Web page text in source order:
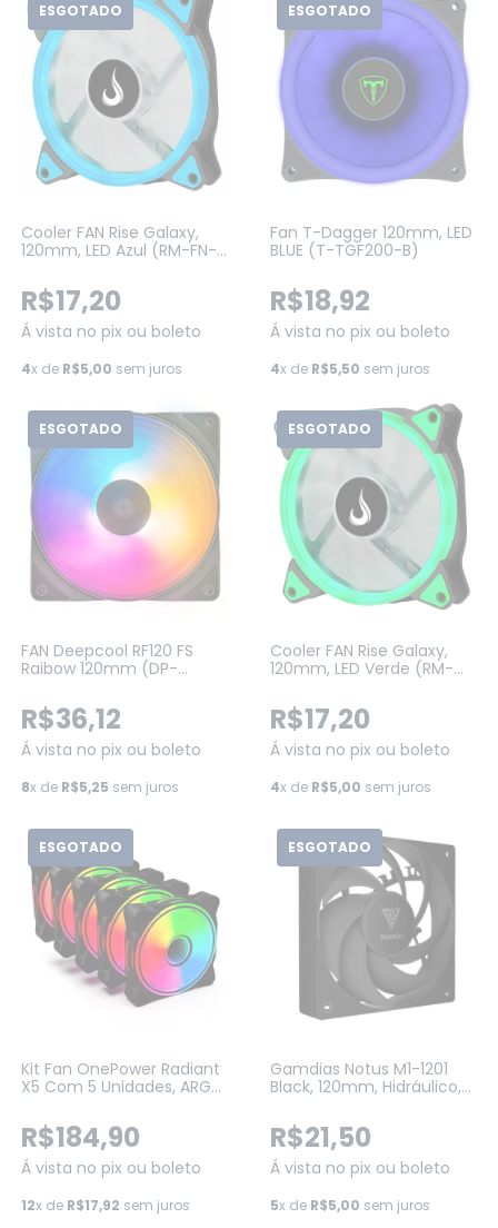
ESGOTADO
Cooler FAN Rise Galaxy,
120mm, LED Azul (RM-FN-
R$17,20
Á vista no pix ou boleto
4x de R$5,00 sem juros
ESGOTADO
Fan T-Dagger 120mm, LED
BLUE (T-TGF200-B)
R$18,92
Á vista no pix ou boleto
4x de R$5,50 sem juros
ESGOTADO
FAN Deepcool RF120 FS
Raibow 120mm (DP-
R$36,12
Á vista no pix ou boleto
8x de R$5,25 sem juros
ESGOTADO
Cooler FAN Rise Galaxy,
120mm, LED Verde (RM-
R$17,20
Á vista no pix ou boleto
4x de R$5,00 sem juros
ESGOTADO
Kit Fan OnePower Radiant
X5 Com 5 Unidades, ARGB,
Controladora (FN-702)
R$184,90
Á vista no pix ou boleto
12x de R$17,92 sem juros
ESGOTADO
Gamdias Notus M1-1201
Black, 120mm, Hidráulico,
R$21,50
Á vista no pix ou boleto
5x de R$5,00 sem juros